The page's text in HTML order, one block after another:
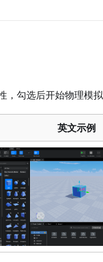
，勾选后开始物理模
英文示例